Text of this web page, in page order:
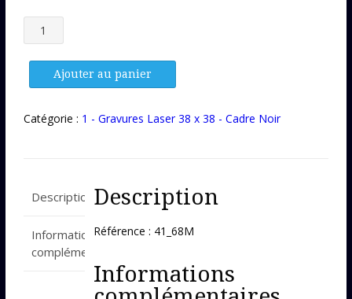
quantité
de
41_68M
Ajouter au panier
Catégorie : 1 - Gravures Laser 38 x 38 - Cadre Noir
Description
Informations
complémentaires
Description
Référence : 41_68M
Informations